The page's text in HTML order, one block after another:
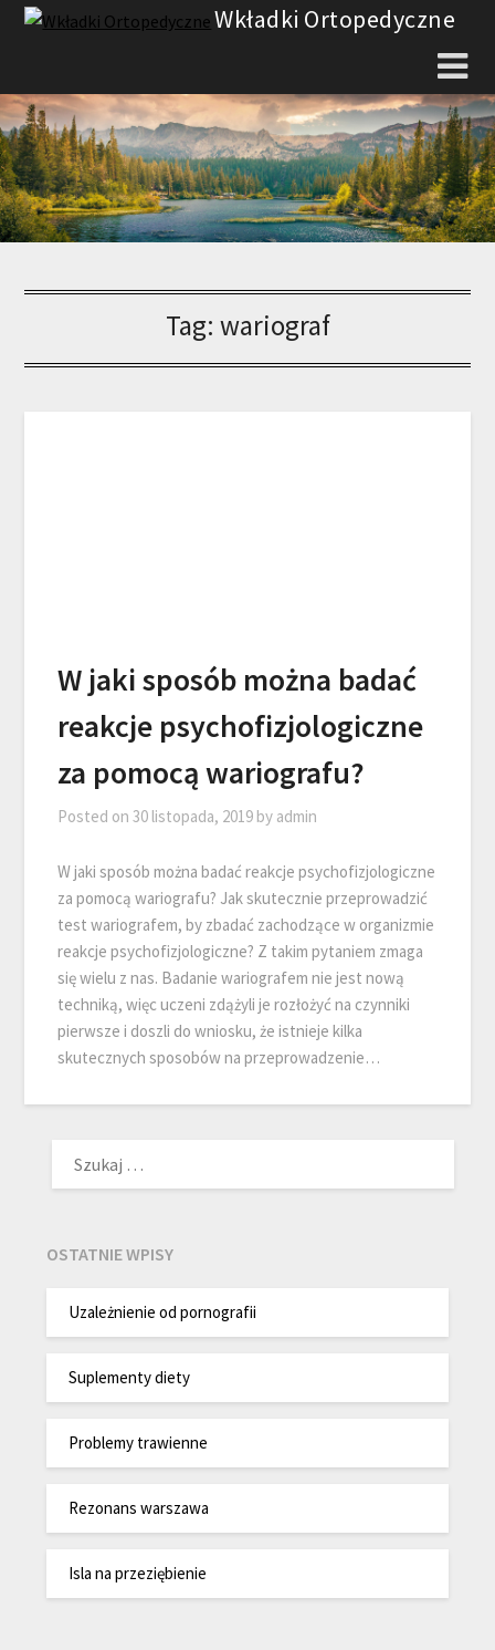
Skip
Wkładki Ortopedyczne
Tag: wariograf
W jaki sposób można badać
reakcje psychofizjologiczne
za pomocą wariografu?
Posted on30 listopada, 2019 by admin
W jaki sposób można badać reakcje psychofizjologiczne
za pomocą wariografu? Jak skutecznie przeprowadzić
test wariografem, by zbadać zachodzące w organizmie
reakcje psychofizjologiczne? Z takim pytaniem zmaga
się wielu z nas. Badanie wariografem nie jest nową
techniką, więc uczeni zdążyli je rozłożyć na czynniki
pierwsze i doszli do wniosku, że istnieje kilka
skutecznych sposobów na przeprowadzenie…
OSTATNIE WPISY
Uzależnienie od pornografii
Suplementy diety
Problemy trawienne
Rezonans warszawa
Isla na przeziębienie